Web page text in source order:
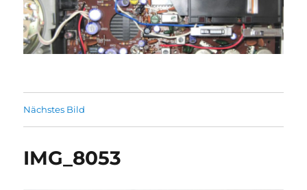
Nächstes Bild
IMG_8053